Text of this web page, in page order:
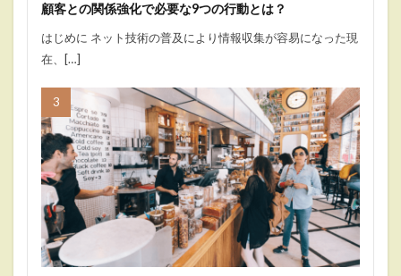
顧客との関係強化で必要な9つの行動とは？
はじめに ネット技術の普及により情報収集が容易になった現
在、[…]